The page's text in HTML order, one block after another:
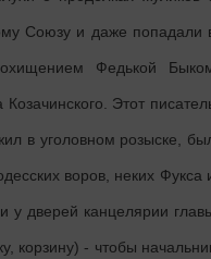
Союзу и даже попадали
Федькой
Этот
в уголовном розыске,
воров, неких Фукса
у дверей канцелярии
корзину) - чтобы